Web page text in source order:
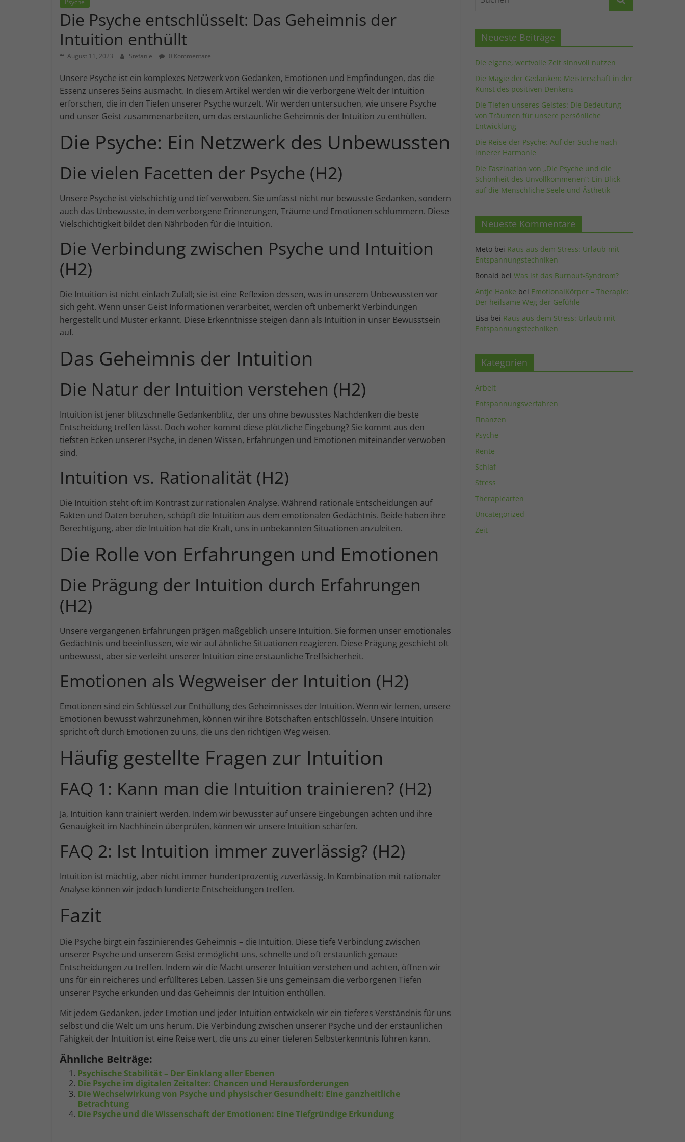
Einklang
von
und
Zeit
Die Psyche entschlüsselt: Das Geheimnis der
Intuition enthüllt
August 11, 2023 Stefanie 0 Kommentare
Unsere Psyche ist ein komplexes Netzwerk von Gedanken, Emotionen und Empfindungen, das die
Essenz unseres Seins ausmacht. In diesem Artikel werden wir die verborgene Welt der Intuition
erforschen, die in den Tiefen unserer Psyche wurzelt. Wir werden untersuchen, wie unsere Psyche
und unser Geist zusammenarbeiten, um das erstaunliche Geheimnis der Intuition zu enthüllen.
Die Psyche: Ein Netzwerk des Unbewussten
Die vielen Facetten der Psyche (H2)
Unsere Psyche ist vielschichtig und tief verwoben. Sie umfasst nicht nur bewusste Gedanken, sondern
auch das Unbewusste, in dem verborgene Erinnerungen, Träume und Emotionen schlummern. Diese
Vielschichtigkeit bildet den Nährboden für die Intuition.
Die Verbindung zwischen Psyche und Intuition
(H2)
Die Intuition ist nicht einfach Zufall; sie ist eine Reflexion dessen, was in unserem Unbewussten vor
sich geht. Wenn unser Geist Informationen verarbeitet, werden oft unbemerkt Verbindungen
hergestellt und Muster erkannt. Diese Erkenntnisse steigen dann als Intuition in unser Bewusstsein
auf.
Das Geheimnis der Intuition
Die Natur der Intuition verstehen (H2)
Intuition ist jener blitzschnelle Gedankenblitz, der uns ohne bewusstes Nachdenken die beste
Entscheidung treffen lässt. Doch woher kommt diese plötzliche Eingebung? Sie kommt aus den
tiefsten Ecken unserer Psyche, in denen Wissen, Erfahrungen und Emotionen miteinander verwoben
sind.
Intuition vs. Rationalität (H2)
Die Intuition steht oft im Kontrast zur rationalen Analyse. Während rationale Entscheidungen auf
Fakten und Daten beruhen, schöpft die Intuition aus dem emotionalen Gedächtnis. Beide haben ihre
Berechtigung, aber die Intuition hat die Kraft, uns in unbekannten Situationen anzuleiten.
Die Rolle von Erfahrungen und Emotionen
Die Prägung der Intuition durch Erfahrungen
(H2)
Unsere vergangenen Erfahrungen prägen maßgeblich unsere Intuition. Sie formen unser emotionales
Gedächtnis und beeinflussen, wie wir auf ähnliche Situationen reagieren. Diese Prägung geschieht oft
unbewusst, aber sie verleiht unserer Intuition eine erstaunliche Treffsicherheit.
Emotionen als Wegweiser der Intuition (H2)
Emotionen sind ein Schlüssel zur Enthüllung des Geheimnisses der Intuition. Wenn wir lernen, unsere
Emotionen bewusst wahrzunehmen, können wir ihre Botschaften entschlüsseln. Unsere Intuition
spricht oft durch Emotionen zu uns, die uns den richtigen Weg weisen.
Häufig gestellte Fragen zur Intuition
FAQ 1: Kann man die Intuition trainieren? (H2)
Ja, Intuition kann trainiert werden. Indem wir bewusster auf unsere Eingebungen achten und ihre
Genauigkeit im Nachhinein überprüfen, können wir unsere Intuition schärfen.
FAQ 2: Ist Intuition immer zuverlässig? (H2)
Intuition ist mächtig, aber nicht immer hundertprozentig zuverlässig. In Kombination mit rationaler
Analyse können wir jedoch fundierte Entscheidungen treffen.
Fazit
Die Psyche birgt ein faszinierendes Geheimnis – die Intuition. Diese tiefe Verbindung zwischen
unserer Psyche und unserem Geist ermöglicht uns, schnelle und oft erstaunlich genaue
Entscheidungen zu treffen. Indem wir die Macht unserer Intuition verstehen und achten, öffnen wir
uns für ein reicheres und erfüllteres Leben. Lassen Sie uns gemeinsam die verborgenen Tiefen
unserer Psyche erkunden und das Geheimnis der Intuition enthüllen.
Mit jedem Gedanken, jeder Emotion und jeder Intuition entwickeln wir ein tieferes Verständnis für uns
selbst und die Welt um uns herum. Die Verbindung zwischen unserer Psyche und der erstaunlichen
Fähigkeit der Intuition ist eine Reise wert, die uns zu einer tieferen Selbsterkenntnis führen kann.
Ähnliche Beiträge:
Psychische Stabilität – Der Einklang aller Ebenen
Die Psyche im digitalen Zeitalter: Chancen und Herausforderungen
Die Wechselwirkung von Psyche und physischer Gesundheit: Eine ganzheitliche
Betrachtung
Die Psyche und die Wissenschaft der Emotionen: Eine Tiefgründige Erkundung
Neueste Beiträge
Die eigene, wertvolle Zeit sinnvoll nutzen
Die Magie der Gedanken: Meisterschaft in der
Kunst des positiven Denkens
Die Tiefen unseres Geistes: Die Bedeutung
von Träumen für unsere persönliche
Entwicklung
Die Reise der Psyche: Auf der Suche nach
innerer Harmonie
Die Faszination von „Die Psyche und die
Schönheit des Unvollkommenen“: Ein Blick
auf die Menschliche Seele und Ästhetik
Neueste Kommentare
Meto bei Raus aus dem Stress: Urlaub mit
Entspannungstechniken
Ronald bei Was ist das Burnout-Syndrom?
Antje Hanke bei EmotionalKörper – Therapie:
Der heilsame Weg der Gefühle
Lisa bei Raus aus dem Stress: Urlaub mit
Entspannungstechniken
Kategorien
Arbeit
Entspannungsverfahren
Finanzen
Psyche
Rente
Schlaf
Stress
Therapiearten
Uncategorized
Zeit
oder sich weitere Informationen anzeigen
lassen und so nur bestimmte Cookies
Speichern
Essenziell (1)
und sind für die einwandfreie Funktion der Website
erforderlich.
Marketing (1)
Marketing-Cookies werden von Drittanbietern oder
Publishern verwendet, um personalisierte Werbung
anzuzeigen. Sie tun dies, indem sie Besucher über
Websites hinweg verfolgen.
Externe Medien (7) An
externen Medien akzeptiert werden, bedarf der Zugriff auf
diese Inhalte keiner manuellen Einwilligung mehr.
Cookie-Informationen anzeigen
powered by Borlabs Cookie